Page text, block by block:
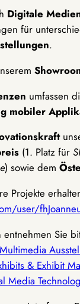
Digitale
für
.
umfassen
mobiler
(1. Platz für
) sowie dem
Projekte
user/
Sie
& Exhibit
Media